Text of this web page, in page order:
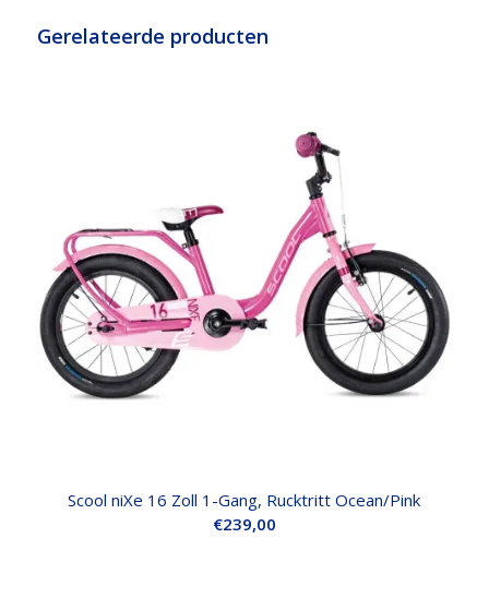
Gerelateerde producten
Scool niXe 16 Zoll 1-Gang, Rucktritt Ocean/Pink
€239,00